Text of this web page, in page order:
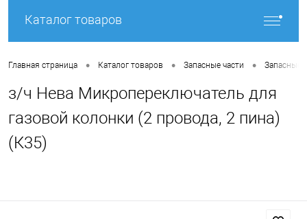
Каталог товаров
Главная страница • Каталог товаров • Запасные части • Запасные
з/ч Нева Микропереключатель для
газовой колонки (2 провода, 2 пина)
(К35)